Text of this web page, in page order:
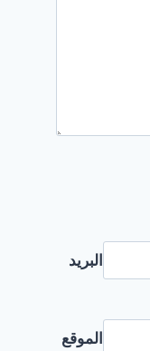
البريد
الموقع